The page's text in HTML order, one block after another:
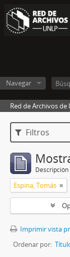
Navegar
Red de Archivos
Filtros
Espina, Tomás
Imprimir vista
Ordenar por: